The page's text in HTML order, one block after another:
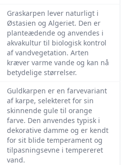
Graskarpen lever naturligt i
Østasien og Algeriet. Den er
planteædende og anvendes i
akvakultur til biologisk kontrol
af vandvegetation. Arten
kræver varme vande og kan nå
betydelige størrelser.
Guldkarpen er en farvevariant
af karpe, selekteret for sin
skinnende gule til orange
farve. Den anvendes typisk i
dekorative damme og er kendt
for sit blide temperament og
tilpasningsevne i tempereret
vand.